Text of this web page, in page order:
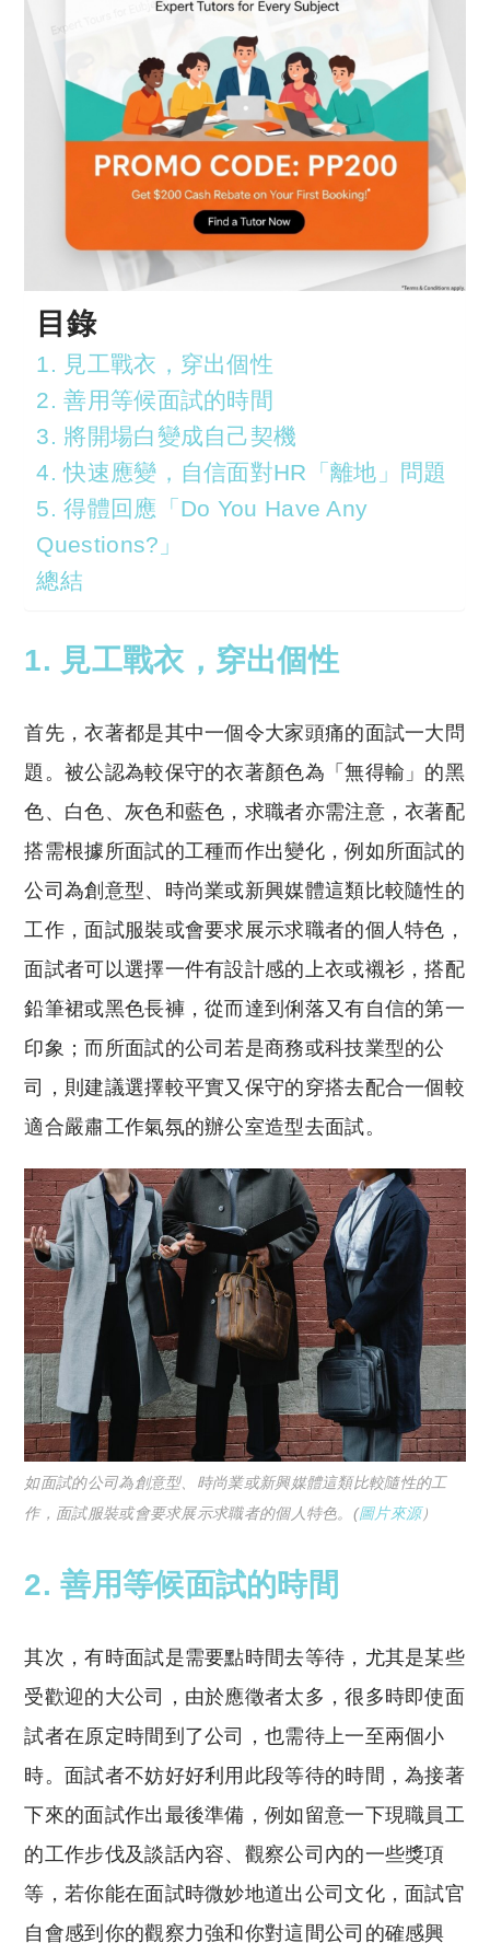
目錄
1. 見工戰衣，穿出個性
2. 善用等候面試的時間
3. 將開場白變成自己契機
4. 快速應變，自信面對HR「離地」問題
5. 得體回應「Do You Have Any
Questions?」
總結
1. 見工戰衣，穿出個性
首先，衣著都是其中一個令大家頭痛的面試一大問
題。被公認為較保守的衣著顏色為「無得輸」的黑
色、白色、灰色和藍色，求職者亦需注意，衣著配
搭需根據所面試的工種而作出變化，例如所面試的
公司為創意型、時尚業或新興媒體這類比較隨性的
工作，面試服裝或會要求展示求職者的個人特色，
面試者可以選擇一件有設計感的上衣或襯衫，搭配
鉛筆裙或黑色長褲，從而達到俐落又有自信的第一
印象；而所面試的公司若是商務或科技業型的公
司，則建議選擇較平實又保守的穿搭去配合一個較
適合嚴肅工作氣氛的辦公室造型去面試。
如面試的公司為創意型、時尚業或新興媒體這類比較隨性的工
作，面試服裝或會要求展示求職者的個人特色。(圖片來源）
2.善用等候面試的時間
其次，有時面試是需要點時間去等待，尤其是某些
受歡迎的大公司，由於應徵者太多，很多時即使面
試者在原定時間到了公司，也需待上一至兩個小
時。面試者不妨好好利用此段等待的時間，為接著
下來的面試作出最後準備，例如留意一下現職員工
的工作步伐及談話內容、觀察公司內的一些獎項
等，若你能在面試時微妙地道出公司文化，面試官
自會感到你的觀察力強和你對這間公司的確感興